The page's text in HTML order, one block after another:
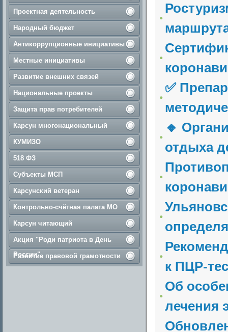
Проектная деятельность
Народный бюджет
Антикоррупционные инициативы
Местные инициативы
Развитие внешних связей
Национальные проекты
Защита прав потребителей
Карсун многонациональный
КУМИЗО
518 ФЗ
Субъекты МСП
Карсунский ветеран
Контрольно-счётная палата МО
Карсун читающий
Акция "Роди патриота в День
России"
Развитие правовой грамотности
✅
🔸
отдыха
к ПЦР-
Об
лечения